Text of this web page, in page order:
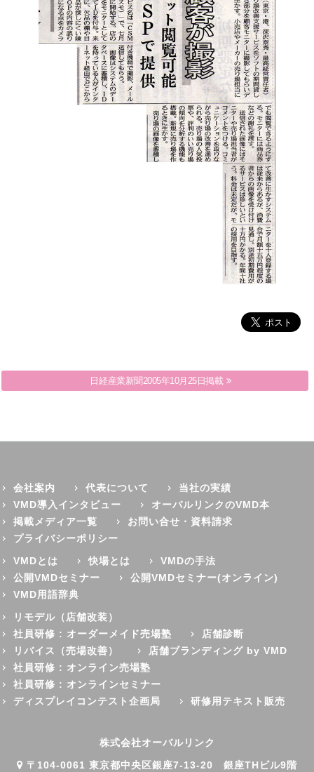
月刊流通ネットワーキング2010年10月-01
日経産業新聞2005年10月25日掲載
会社案内 代表について
当社の実績
VMD導入インタビュー
オーバルリンクのVMD本
掲載メディア一覧
お問い合せ・資料請求
プライバシーポリシー
VMDとは
快場とは
VMDの手法
公開VMDセミナー
公開VMDセミナー(オンライン)
VMD用語辞典
リモデル（店舗改装）
社員研修 : オーダーメイド売場塾
店舗診断
リバイス（売場改善）
店舗ブランディング by VMD
社員研修 : オンライン売場塾
社員研修 : オンラインセミナー
ディスプレイコンテスト企画局
研修用テキスト販売
株式会社オーバルリンク
〒104-0061 東京都中央区銀座7-13-20 銀座THビル9階